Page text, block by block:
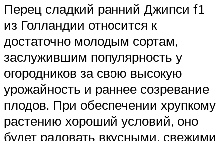
Перец сладкий ранний Джипси f1
из Голландии относится к
достаточно молодым сортам,
заслужившим популярность у
огородников за свою высокую
урожайность и раннее созревание
плодов. При обеспечении хрупкому
растению хороший условий, оно
будет радовать вкусными, свежими